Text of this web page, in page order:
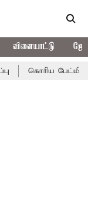
விளையாட்டு
கொரிய பேட்மிண்டன்